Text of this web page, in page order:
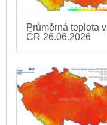
Průměrná teplota v
ČR 26.06.2026